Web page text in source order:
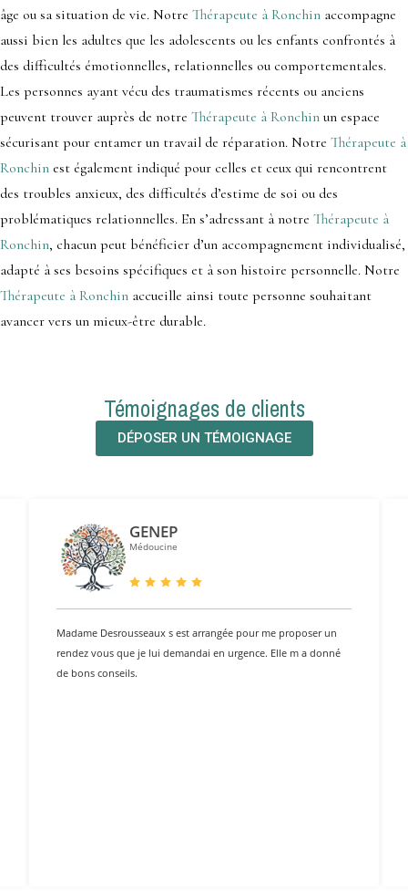
âge ou sa situation de vie. Notre Thérapeute à Ronchin accompagne
aussi bien les adultes que les adolescents ou les enfants confrontés à
des difficultés émotionnelles, relationnelles ou comportementales.
Les personnes ayant vécu des traumatismes récents ou anciens
peuvent trouver auprès de notre Thérapeute à Ronchin un espace
sécurisant pour entamer un travail de réparation. Notre Thérapeute à
Ronchin est également indiqué pour celles et ceux qui rencontrent
des troubles anxieux, des difficultés d’estime de soi ou des
problématiques relationnelles. En s’adressant à notre Thérapeute à
Ronchin, chacun peut bénéficier d’un accompagnement individualisé,
adapté à ses besoins spécifiques et à son histoire personnelle. Notre
Thérapeute à Ronchin accueille ainsi toute personne souhaitant
avancer vers un mieux-être durable.
Témoignages de clients
DÉPOSER UN TÉMOIGNAGE
GENEP
Médoucine
Madame Desrousseaux s est arrangée pour me proposer un
rendez vous que je lui demandai en urgence. Elle m a donné
de bons conseils.